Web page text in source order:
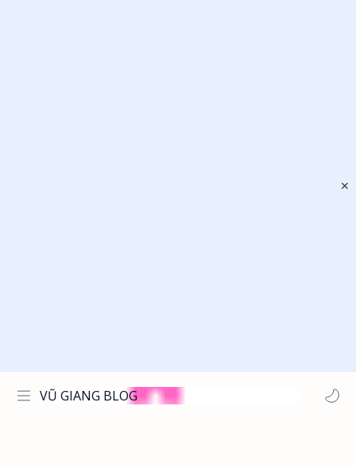
VŨ GIANG BLOG